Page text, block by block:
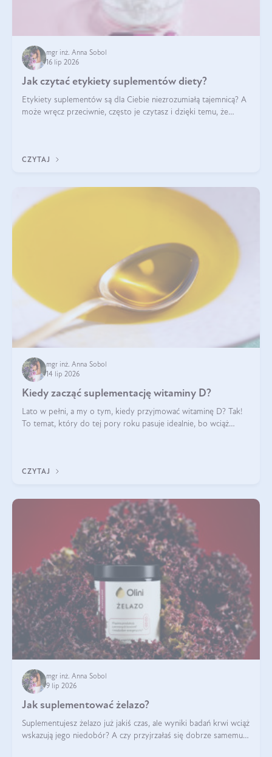
mgr inż. Anna Sobol
16 lip 2026
Jak czytać etykiety suplementów diety?
Etykiety suplementów są dla Ciebie niezrozumiałą tajemnicą? A
może wręcz przeciwnie, często je czytasz i dzięki temu, że
CZYTAJ
mgr inż. Anna Sobol
14 lip 2026
Kiedy zacząć suplementację witaminy D?
Lato w pełni, a my o tym, kiedy przyjmować witaminę D? Tak!
To temat, który do tej pory roku pasuje idealnie, bo wciąż
CZYTAJ
mgr inż. Anna Sobol
9 lip 2026
Jak suplementować żelazo?
Suplementujesz żelazo już jakiś czas, ale wyniki badań krwi wciąż
wskazują jego niedobór? A czy przyjrzałaś się dobrze samemu